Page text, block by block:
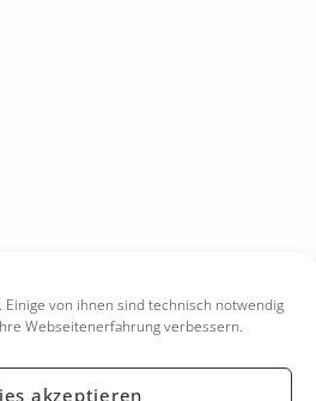
Einige von ihnen sind technisch notwendig
Webseitenerfahrung verbessern.
akzeptieren